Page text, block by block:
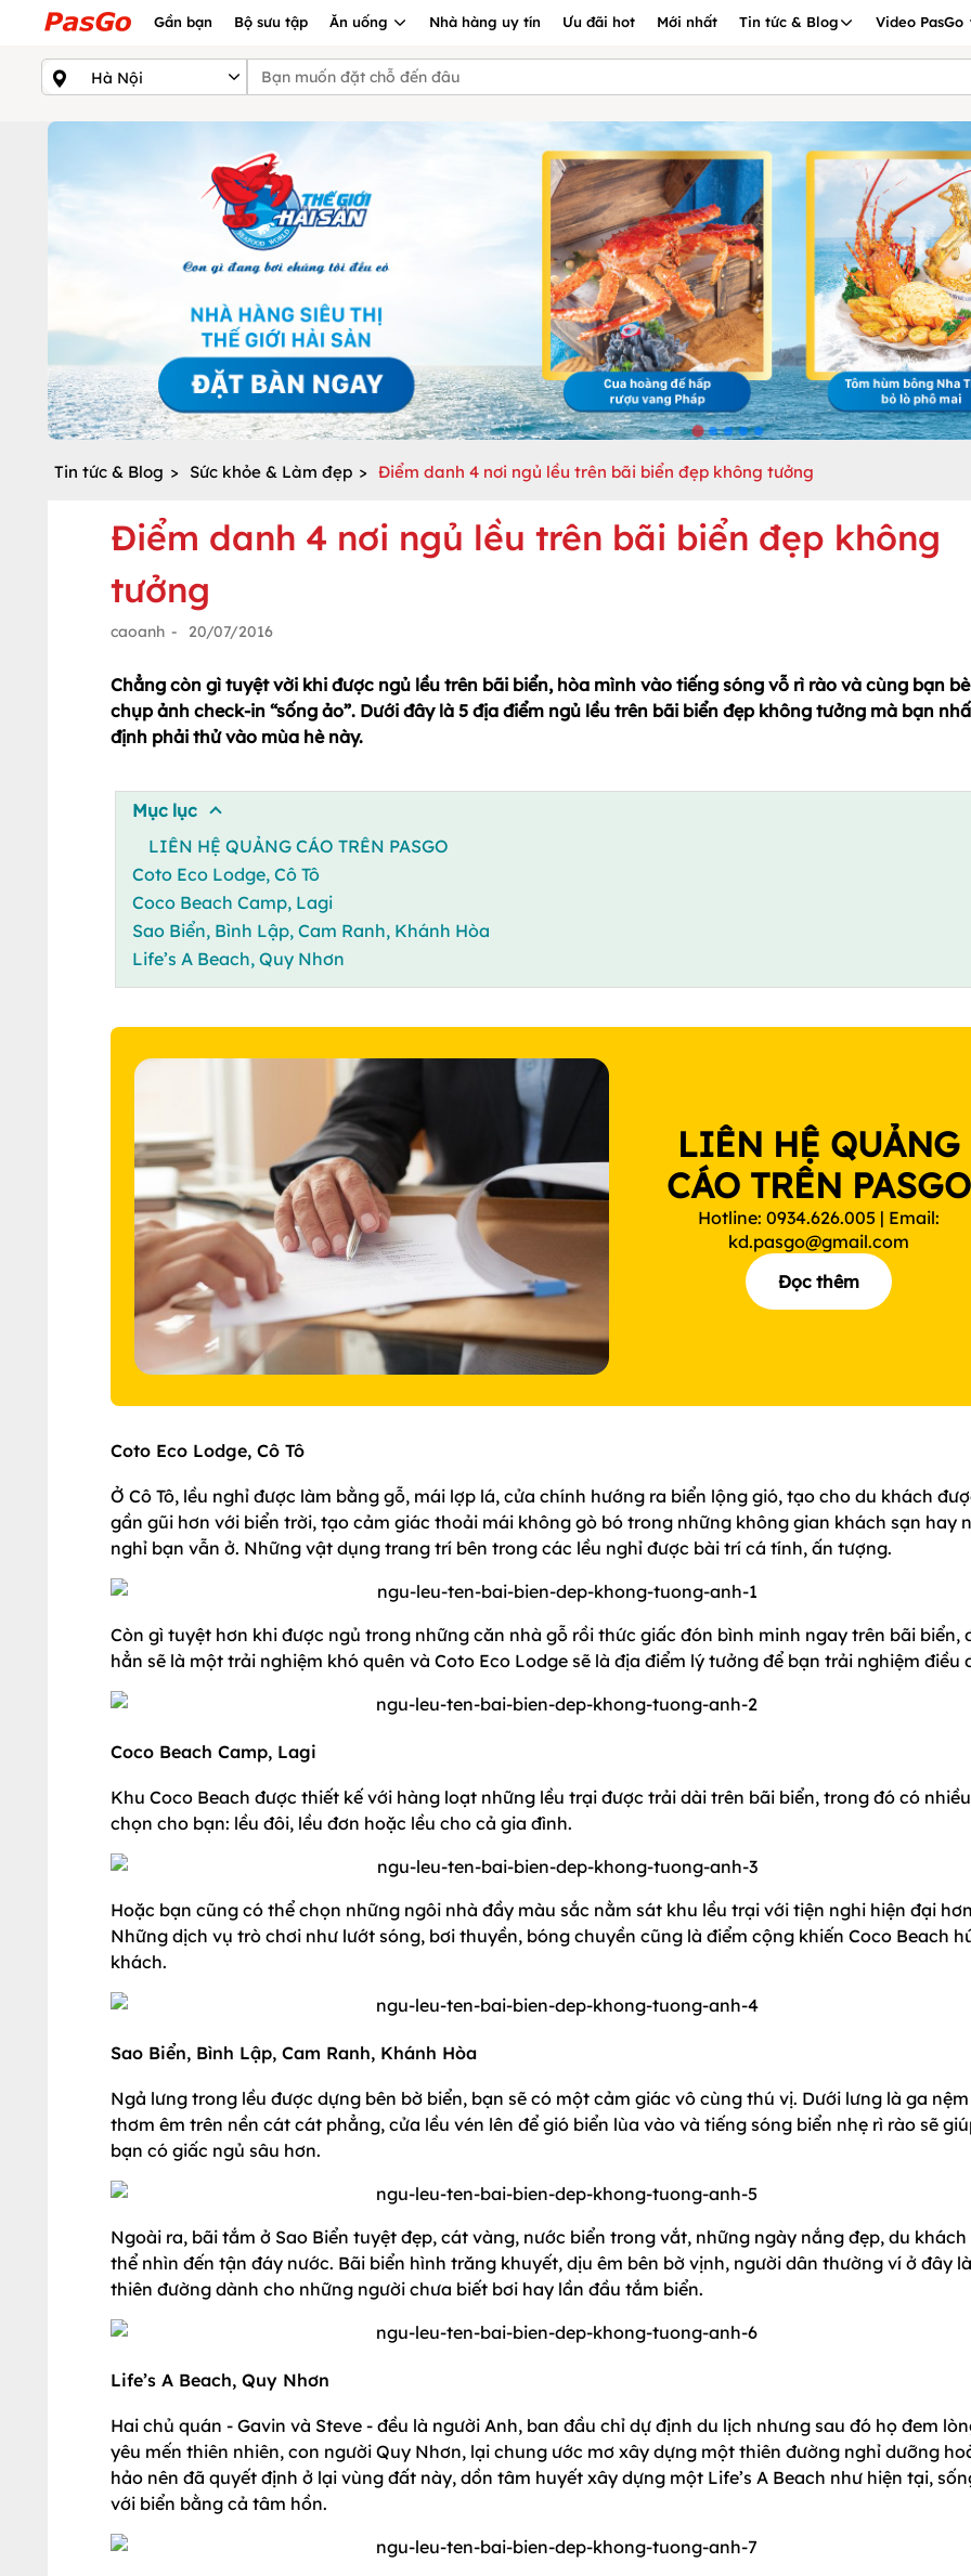
Gần bạn Bộ sưu tập Ăn uống Nhà hàng uy tín Ưu đãi hot Mới nhất Tin tức & Blog Video PasGo
Tin tức & Blog > Sức khỏe & Làm đẹp > Điểm danh 4 nơi ngủ lều trên bãi biển đẹp không tưởng
Điểm danh 4 nơi ngủ lều trên bãi biển đẹp không
tưởng
caoanh - 20/07/2016
Chẳng còn gì tuyệt vời khi được ngủ lều trên bãi biển, hòa mình vào tiếng sóng vỗ rì rào và cùng bạn bè
chụp ảnh check-in “sống ảo”. Dưới đây là 5 địa điểm ngủ lều trên bãi biển đẹp không tưởng mà bạn
định phải thử vào mùa hè này.
Mục lục
LIÊN HỆ QUẢNG CÁO TRÊN PASGO
Coto Eco Lodge, Cô Tô
Coco Beach Camp, Lagi
Sao Biển, Bình Lập, Cam Ranh, Khánh Hòa
Life’s A Beach, Quy Nhơn
LIÊN HỆ QUẢNG
CÁO TRÊN PASGO
Hotline: 0934.626.005 | Email:
kd.pasgo@gmail.com
Đọc thêm
Coto Eco Lodge, Cô Tô
Ở Cô Tô, lều nghỉ được làm bằng gỗ, mái lợp lá, cửa chính hướng ra biển lộng gió, tạo cho du khách
gần gũi hơn với biển trời, tạo cảm giác thoải mái không gò bó trong những không gian khách sạn hay
nghỉ bạn vẫn ở. Những vật dụng trang trí bên trong các lều nghỉ được bài trí cá tính, ấn tượng.
Còn gì tuyệt hơn khi được ngủ trong những căn nhà gỗ rồi thức giấc đón bình minh ngay trên bãi biển,
hẳn sẽ là một trải nghiệm khó quên và Coto Eco Lodge sẽ là địa điểm lý tưởng để bạn trải nghiệm điều
Coco Beach Camp, Lagi
Khu Coco Beach được thiết kế với hàng loạt những lều trại được trải dài trên bãi biển, trong đó có
chọn cho bạn: lều đôi, lều đơn hoặc lều cho cả gia đình.
Hoặc bạn cũng có thể chọn những ngôi nhà đầy màu sắc nằm sát khu lều trại với tiện nghi hiện đại
Những dịch vụ trò chơi như lướt sóng, bơi thuyền, bóng chuyền cũng là điểm cộng khiến Coco Beach
khách.
Sao Biển, Bình Lập, Cam Ranh, Khánh Hòa
Ngả lưng trong lều được dựng bên bờ biển, bạn sẽ có một cảm giác vô cùng thú vị. Dưới lưng là ga nệm
thơm êm trên nền cát cát phẳng, cửa lều vén lên để gió biển lùa vào và tiếng sóng biển nhẹ rì rào sẽ
bạn có giấc ngủ sâu hơn.
Ngoài ra, bãi tắm ở Sao Biển tuyệt đẹp, cát vàng, nước biển trong vắt, những ngày nắng đẹp, du khách
thể nhìn đến tận đáy nước. Bãi biển hình trăng khuyết, dịu êm bên bờ vịnh, người dân thường ví ở đây là
thiên đường dành cho những người chưa biết bơi hay lần đầu tắm biển.
Life’s A Beach, Quy Nhơn
Hai chủ quán - Gavin và Steve - đều là người Anh, ban đầu chỉ dự định du lịch nhưng sau đó họ đem
yêu mến thiên nhiên, con người Quy Nhơn, lại chung ước mơ xây dựng một thiên đường nghỉ dưỡng
hảo nên đã quyết định ở lại vùng đất này, dồn tâm huyết xây dựng một Life’s A Beach như hiện tại,
với biển bằng cả tâm hồn.